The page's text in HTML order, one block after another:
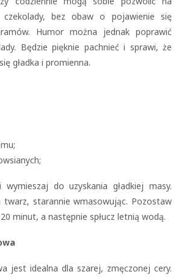
czekolady, bez obaw o pojawienie się
Humor można jednak poprawić
Będzie pięknie pachnieć i sprawi, że
gładka i promienna.
wymieszaj do uzyskania gładkiej masy.
twarz, starannie wmasowując. Pozostaw
minut, a następnie spłucz letnią wodą.
jest idealna dla szarej, zmęczonej cery.